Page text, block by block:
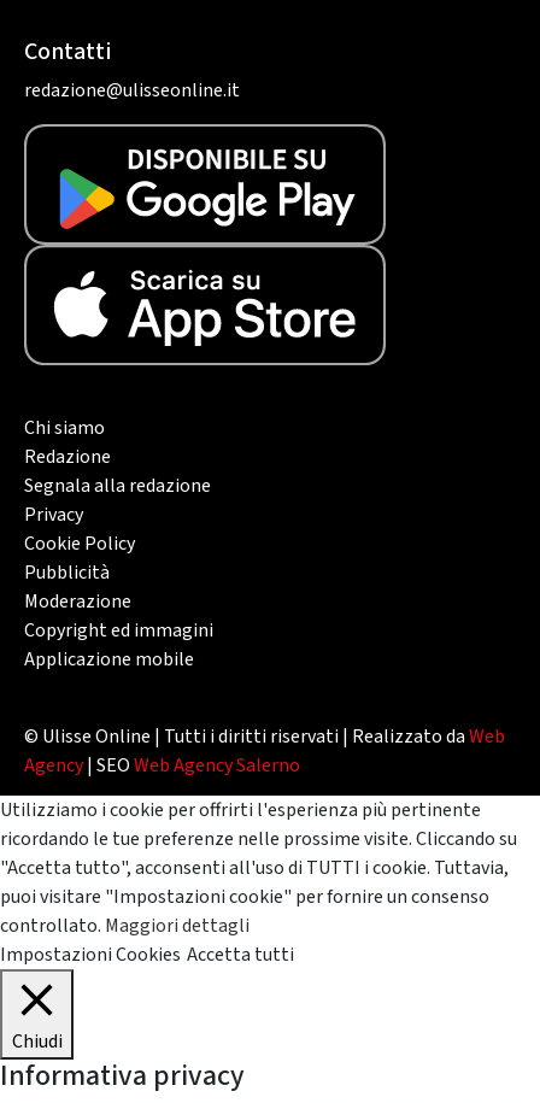
Contatti
redazione@ulisseonline.it
Chi siamo
Redazione
Segnala alla redazione
Privacy
Cookie Policy
Pubblicità
Moderazione
Copyright ed immagini
Applicazione mobile
© Ulisse Online | Tutti i diritti riservati | Realizzato daWeb
Agency| SEOWeb Agency Salerno
Utilizziamo i cookie per offrirti l'esperienza più pertinente
ricordando le tue preferenze nelle prossime visite. Cliccando su
"Accetta tutto", acconsenti all'uso di TUTTI i cookie. Tuttavia,
puoi visitare "Impostazioni cookie" per fornire un consenso
controllato. Maggiori dettagli
Impostazioni Cookies Accetta tutti
Chiudi
Informativa privacy